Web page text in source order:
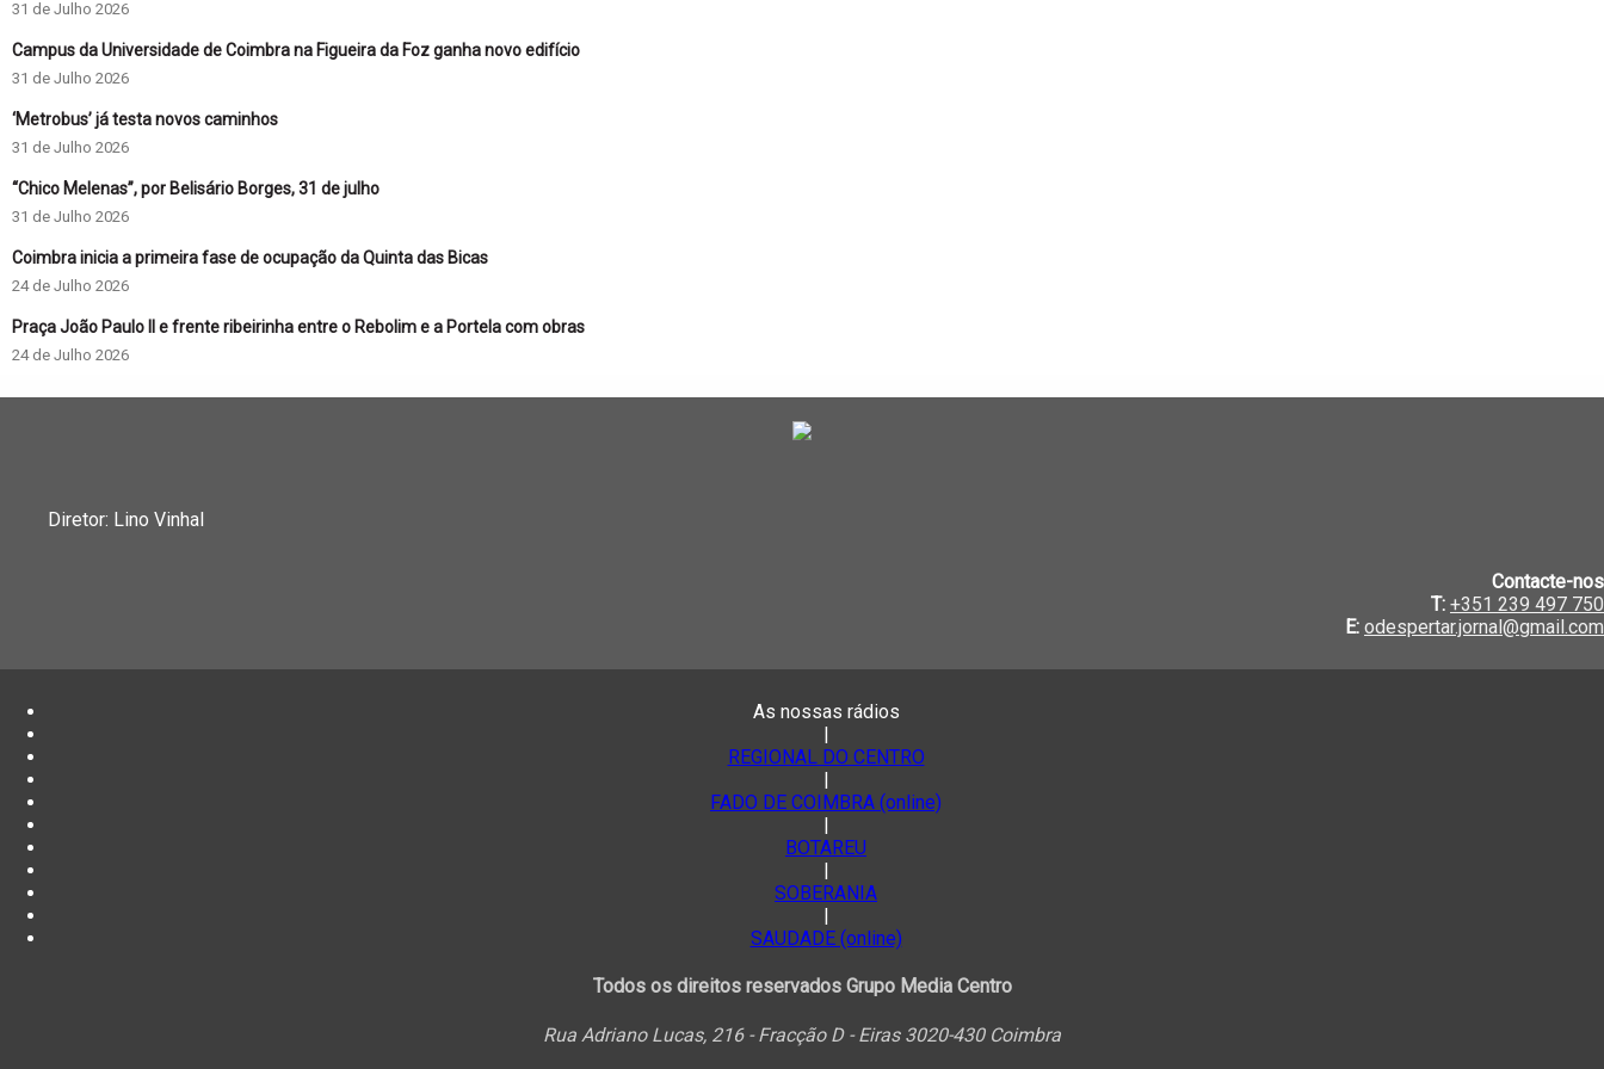
31 de Julho 2026
Campus da Universidade de Coimbra na Figueira da Foz ganha novo edifício
31 de Julho 2026
‘Metrobus’ já testa novos caminhos
31 de Julho 2026
“Chico Melenas”, por Belisário Borges, 31 de julho
31 de Julho 2026
Coimbra inicia a primeira fase de ocupação da Quinta das Bicas
24 de Julho 2026
Praça João Paulo II e frente ribeirinha entre o Rebolim e a Portela com obras
24 de Julho 2026
Diretor: Lino Vinhal
Contacte-nos
T: +351 239 497 750
E: odespertar.jornal@gmail.com
As nossas rádios
|
REGIONAL DO CENTRO
|
FADO DE COIMBRA (online)
|
BOTAREU
|
SOBERANIA
|
SAUDADE (online)
Todos os direitos reservados Grupo Media Centro
Rua Adriano Lucas, 216 - Fracção D - Eiras 3020-430 Coimbra